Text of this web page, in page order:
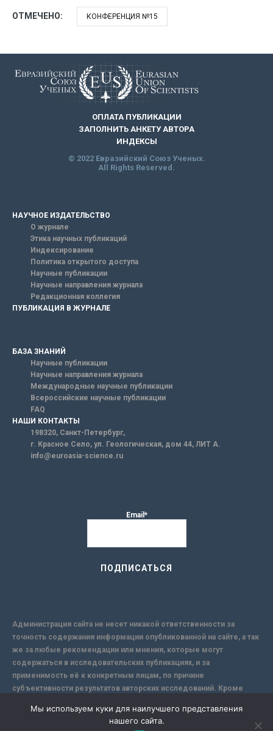
ОТМЕЧЕНО: КОНФЕРЕНЦИЯ №15
ОПЛАТА ПУБЛИКАЦИИ
ЗАПОЛНИТЬ АНКЕТУ АВТОРА
ИНДЕКСЫ
© 2022 Евразийский Союз Ученых.
All Rights Reserved.
НАУЧНОЕ ИЗДАТЕЛЬСТВО
О журнале
Этика научных публикаций
Индексирование
Политика открытого доступа
Научные публикации
Научные направления журнала
Редакционная коллегия
ПУБЛИКАЦИЯ В ЖУРНАЛЕ
БАЗА ЗНАНИЙ
Научные публикации
Научные направления журнала
Международные научные публикации
Всероссийские научные публикации
FAQ
НАШИ КОНТАКТЫ
198320, Санкт-Петербург,
г. Красное Село, ул. Геологическая, дом 44, ЛИТ А.
info@euroasia-science.ru
Email*
Администрация сайта не несет никакой ответственности за
точность содержания информации опубликованной на сайте, а так
же за любые рекомендации или мнения, которые могут
содержаться в исследовательских публикациях, и за
применимость её к конкретным лицам, по причине
субъективности результатов авторских исследований. Кроме
надежной защиты информации, Сайт не несет ответственности за
Мы используем куки для наилучшего представления
нашего сайта.